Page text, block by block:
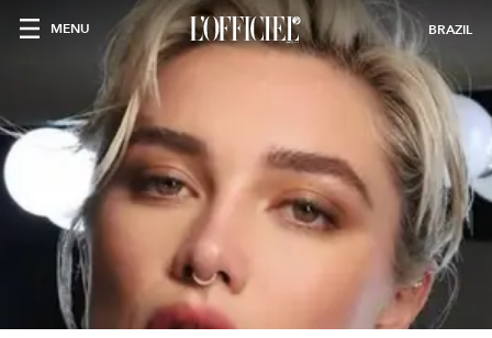
MENU BRAZIL